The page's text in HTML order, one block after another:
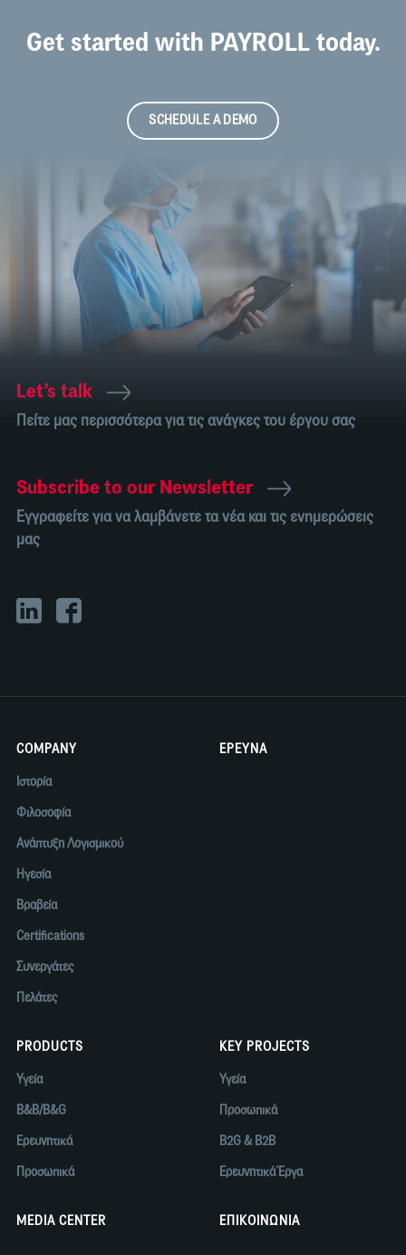
Get started with PAYROLL today.
SCHEDULE A DEMO
Let’s talk
Πείτε μας περισσότερα για τις ανάγκες του έργου σας
Subscribe to our Newsletter
Εγγραφείτε για να λαμβάνετε τα νέα και τις ενημερώσεις
μας
COMPANY
Ιστορία
Φιλοσοφία
Ανάπτυξη Λογισμικού
Ηγεσία
Βραβεία
Certifications
Συνεργάτες
Πελάτες
ΕΡΕΥΝΑ
PRODUCTS
Υγεία
B&B/B&G
Ερευνητικά
Προσωπικά
KEY PROJECTS
Υγεία
Προσωπικά
B2G & B2B
Ερευνητικά Έργα
MEDIA CENTER ΕΠΙΚΟΙΝΩΝΙΑ